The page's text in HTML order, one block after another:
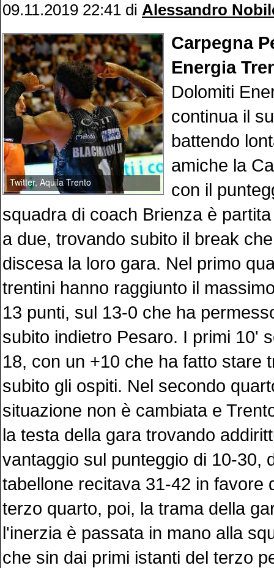
09.11.2019 22:41 di Alessandro
Carpegna
Energia
Dolomiti
continua il
battendo
amiche la
con il
squadra di coach Brienza è
a due, trovando subito il break
discesa la loro gara. Nel primo
trentini hanno raggiunto il
13 punti, sul 13-0 che ha
subito indietro Pesaro. I primi 10'
18, con un +10 che ha fatto stare
subito gli ospiti. Nel secondo
situazione non è cambiata e
la testa della gara trovando
vantaggio sul punteggio di 10-30,
tabellone recitava 31-42 in favore
terzo quarto, poi, la trama della
l'inerzia è passata in mano alla
che sin dai primi istanti del terzo